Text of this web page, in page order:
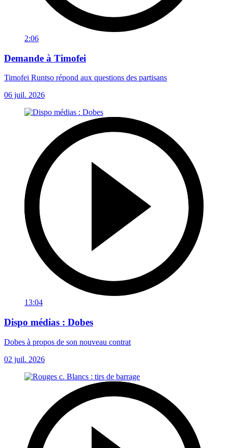
2:06
Demande à Timofei
Timofei Runtso répond aux questions des partisans
06 juil. 2026
13:04
Dispo médias : Dobes
Dobes à propos de son nouveau contrat
02 juil. 2026